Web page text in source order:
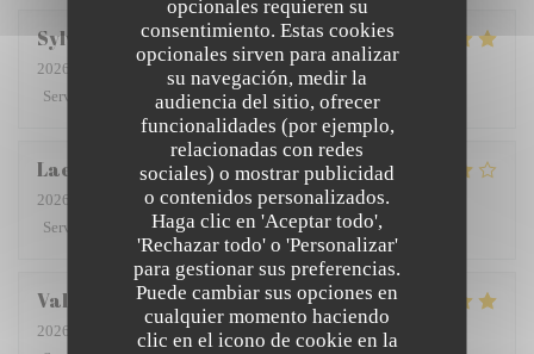
opcionales requieren su
consentimiento. Estas cookies
opcionales sirven para analizar
su navegación, medir la
audiencia del sitio, ofrecer
funcionalidades (por ejemplo,
relacionadas con redes
sociales) o mostrar publicidad
o contenidos personalizados.
Haga clic en 'Aceptar todo',
'Rechazar todo' o 'Personalizar'
para gestionar sus preferencias.
Puede cambiar sus opciones en
cualquier momento haciendo
clic en el icono de cookie en la
Sylviane
2026-08-02
- 12:15 - Invitados 2
Servicio
Ambiente: 5/5 Menú: 5 /5 Calidad / Precio
Laetitia
2026-08-02
- 13:00 - Invitados 6
Servicio
Ambiente : 3/5 Menú: 4/5 Calidad / Precio
Valérie
2026-07-29
- 21:00 - Invitados 3